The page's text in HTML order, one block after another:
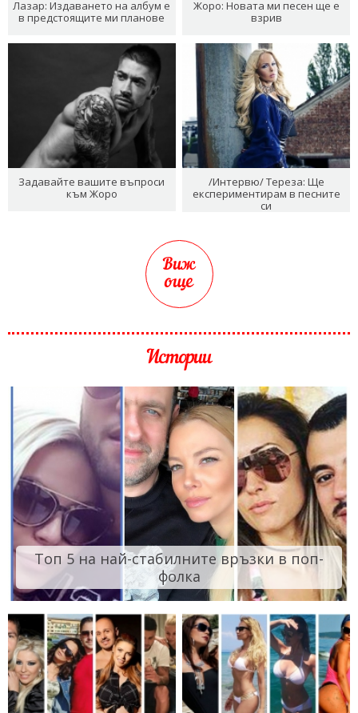
Лазар: Издаването на албум е
в предстоящите ми планове
Жоро: Новата ми песен ще е
взрив
Задавайте вашите въпроси
към Жоро
/Интервю/ Тереза: Ще
експериментирам в песните
си
Виж
още
Истории
Топ 5 на най-стабилните връзки в поп-
фолка